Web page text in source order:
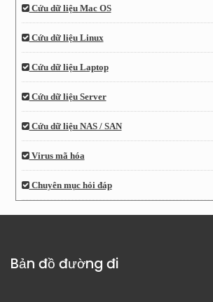
Cứu dữ liệu Mac OS
Cứu dữ liệu Linux
Cứu dữ liệu Laptop
Cứu dữ liệu Server
Cứu dữ liệu NAS / SAN
Virus mã hóa
Chuyên mục hỏi đáp
Bản đồ đường đi